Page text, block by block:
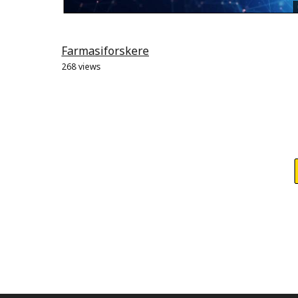
Farmasiforskere
268 views